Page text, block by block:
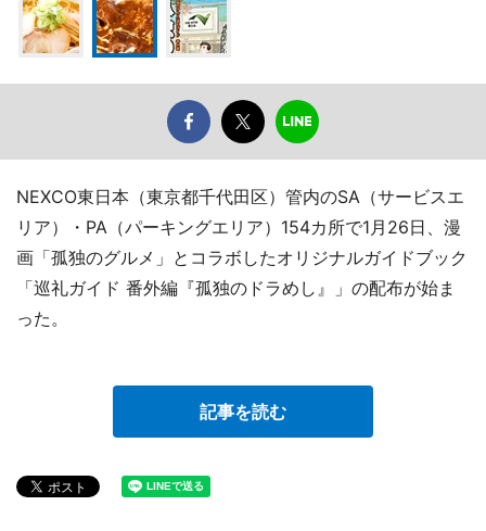
NEXCO東日本（東京都千代田区）管内のSA（サービスエ
リア）・PA（パーキングエリア）154カ所で1月26日、漫
画「孤独のグルメ」とコラボしたオリジナルガイドブック
「巡礼ガイド 番外編『孤独のドラめし』」の配布が始ま
った。
記事を読む